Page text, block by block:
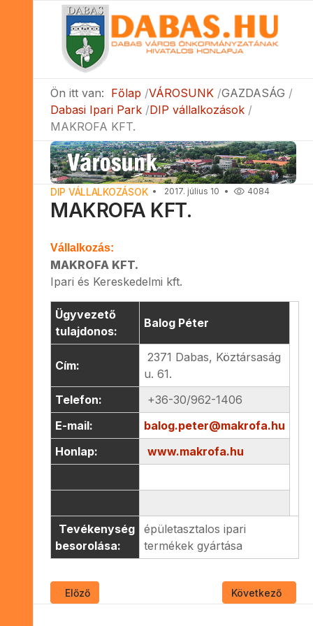
Ön itt van: Főlap VÁROSUNK GAZDASÁG
Dabasi Ipari Park DIP vállalkozások
MAKROFA KFT.
DIP VÁLLALKOZÁSOK 2017. július 10 4084
MAKROFA KFT.
Vállalkozás:
MAKROFA KFT.
Ipari és Kereskedelmi kft.
Ügyvezető
tulajdonos:
Balog Péter
Cím:
2371 Dabas, Köztársaság
u. 61.
Telefon:
+36-30/962-1406
E-mail:
balog.peter@makrofa.hu
Honlap:
www.makrofa.hu
Tevékenység
besorolása:
épületasztalos ipari
termékek gyártása
Előző cikk: TESZ-97 KFT.
Előző Következő cikk:
Következő